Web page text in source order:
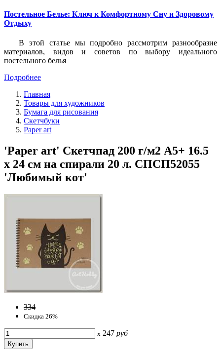
Постельное Белье: Ключ к Комфортному Сну и Здоровому
Отдыху
В этой статье мы подробно рассмотрим разнообразие
материалов, видов и советов по выбору идеального
постельного белья
Подробнее
Главная
Товары для художников
Бумага для рисования
Скетчбуки
Paper art
'Paper art' Скетчпад 200 г/м2 A5+ 16.5
х 24 см на спирали 20 л. СПСП52055
'Любимый кот'
334
Скидка 26%
x 247 руб